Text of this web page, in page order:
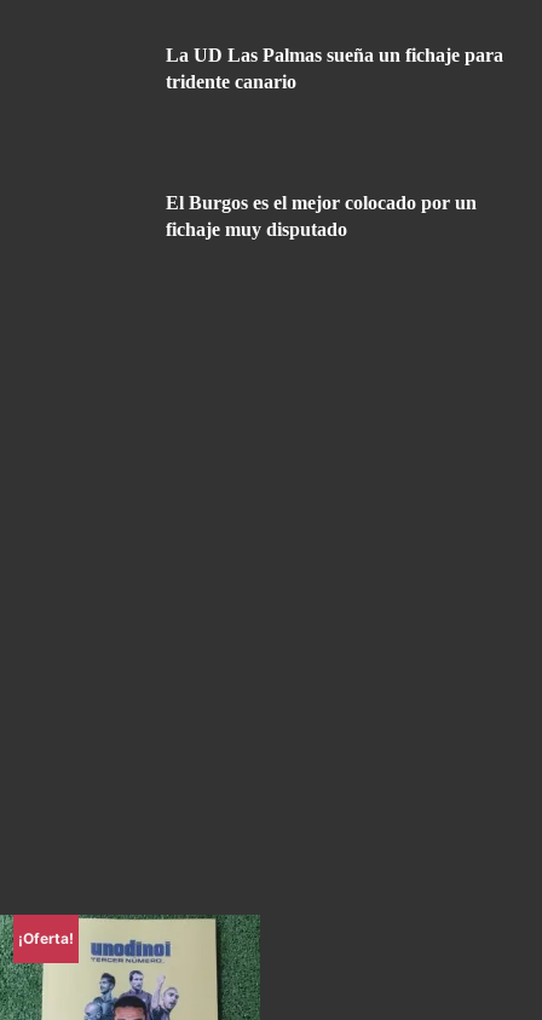
La UD Las Palmas sueña un fichaje para
tridente canario
El Burgos es el mejor colocado por un
fichaje muy disputado
¡Oferta!